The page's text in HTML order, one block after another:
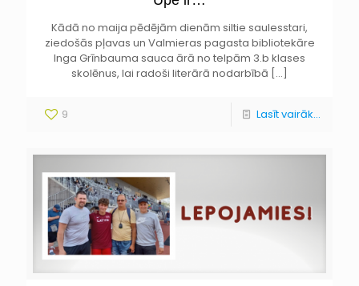
Kādā no maija pēdējām dienām siltie saulesstari,
ziedošās pļavas un Valmieras pagasta bibliotekāre
Inga Grīnbauma sauca ārā no telpām 3.b klases
skolēnus, lai radoši literārā nodarbībā […]
9 Lasīt vairāk...